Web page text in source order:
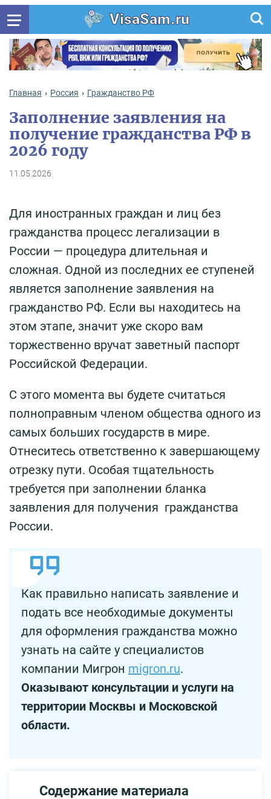
VisaSam.ru
Главная Россия Гражданство РФ
Заполнение заявления на
получение гражданства РФ в
2026 году
11.05.2026
Для иностранных граждан и лиц без
гражданства процесс легализации в
России — процедура длительная и
сложная. Одной из последних ее ступеней
является заполнение заявления на
гражданство РФ. Если вы находитесь на
этом этапе, значит уже скоро вам
торжественно вручат заветный паспорт
Российской Федерации.
С этого момента вы будете считаться
полноправным членом общества одного из
самых больших государств в мире.
Отнеситесь ответственно к завершающему
отрезку пути. Особая тщательность
требуется при заполнении бланка
заявления для получения гражданства
России.
Как правильно написать заявление и
подать все необходимые документы
для оформления гражданства можно
узнать на сайте у специалистов
компании Мигрон migron.ru.
Оказывают консультации и услуги на
территории Москвы и Московской
области.
Содержание материала